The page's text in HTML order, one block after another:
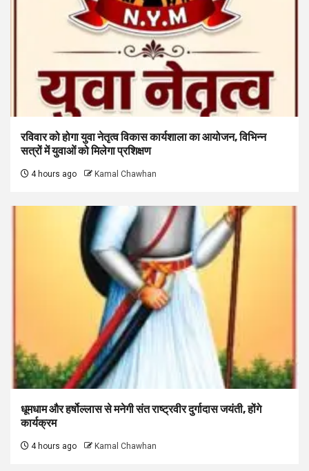
रविवार को होगा युवा नेतृत्व विकास कार्यशाला का आयोजन, विभिन्न
सत्रों में युवाओं को मिलेगा प्रशिक्षण
4 hours ago Kamal Chawhan
धूमधाम और हर्षोल्लास से मनेगी संत राष्ट्रवीर दुर्गादास जयंती, होंगे
कार्यक्रम
4 hours ago Kamal Chawhan